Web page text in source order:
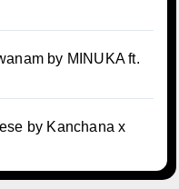
by MINUKA ft.
by Kanchana x